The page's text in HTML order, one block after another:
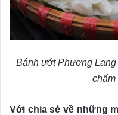
Bánh ướt Phương
chấm
Với chia sẻ về những